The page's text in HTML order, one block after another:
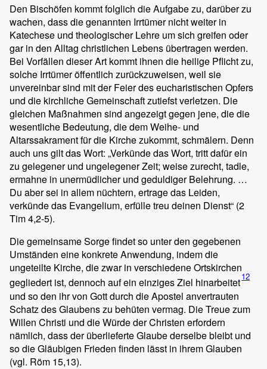
Den Bischöfen kommt folglich die Aufgabe zu, darüber zu
wachen, dass die genannten Irrtümer nicht weiter in
Katechese und theologischer Lehre um sich greifen oder
gar in den Alltag christlichen Lebens übertragen werden.
Bei Vorfällen dieser Art kommt ihnen die heilige Pflicht zu,
solche Irrtümer öffentlich zurückzuweisen, weil sie
unvereinbar sind mit der Feier des eucharistischen Opfers
und die kirchliche Gemeinschaft zutiefst verletzen. Die
gleichen Maßnahmen sind angezeigt gegen jene, die die
wesentliche Bedeutung, die dem Weihe- und
Altarssakrament für die Kirche zukommt, schmälern. Denn
auch uns gilt das Wort: „Verkünde das Wort, tritt dafür ein
zu gelegener und ungelegener Zeit; weise zurecht, tadle,
ermahne in unermüdlicher und geduldiger Belehrung. …
Du aber sei in allem nüchtern, ertrage das Leiden,
verkünde das Evangelium, erfülle treu deinen Dienst“ (2
Tim 4,2-5).
Die gemeinsame Sorge findet so unter den gegebenen
Umständen eine konkrete Anwendung, indem die
ungeteilte Kirche, die zwar in verschiedene Ortskirchen
gegliedert ist, dennoch auf ein einziges Ziel hinarbeitet12
und so den ihr von Gott durch die Apostel anvertrauten
Schatz des Glaubens zu behüten vermag. Die Treue zum
Willen Christi und die Würde der Christen erfordern
nämlich, dass der überlieferte Glaube derselbe bleibt und
so die Gläubigen Frieden finden lässt in ihrem Glauben
(vgl. Röm 15,13).